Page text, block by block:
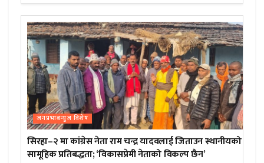
जनप्रभाबन्युज विशेष
सिरहा–२ मा कांग्रेस नेता राम चन्द्र यादवलाई जिताउन स्थानीयको
सामूहिक प्रतिबद्धता; ‘विकासप्रेमी नेताको विकल्प छैन’